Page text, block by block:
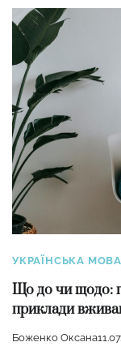
УКРАЇНСЬКА МОВА
Що до чи щодо:
приклади
Боженко Оксана